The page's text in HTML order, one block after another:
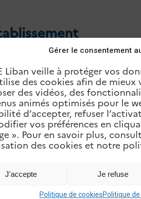
Gérer le consentement
Liban veille à protéger vos
des cookies afin de
des vidéos, des
animés optimisés pour le
d’accepter, refuser
vos préférences en
». Pour en savoir plus,
des cookies et notre
J'accepte Je refuse
Politique de cookiesPolitique
Orient bénéficie
établissement
par l’équipe de l’IEN, à
long de l’année pour
possibles.
qui vous semble